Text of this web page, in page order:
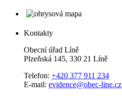
Kontakty
Obecní úřad Líně
Plzeňská 145, 330 21 Líně
Telefon: +420 377 911 234
E-mail: evidence@obec-line.cz